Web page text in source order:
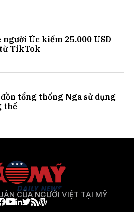
người Úc kiếm 25.000 USD
TikTok
tổng thống Nga sử dụng
thế
CỦA NGƯỜI VIỆT TẠI MỸ